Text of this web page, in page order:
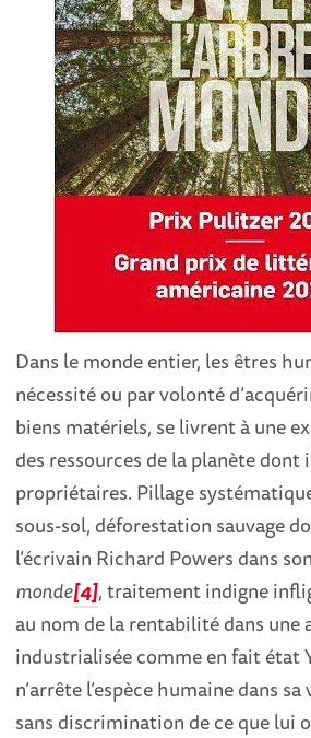
Dans le monde entier, les êtres
nécessité ou par volonté
biens matériels, se livrent à une
des ressources de la planète dont
propriétaires. Pillage
sous-sol, déforestation sauvage
l’écrivain Richard Powers dans
monde[4], traitement indigne
au nom de la rentabilité dans une
industrialisée comme en fait état
n’arrête l’espèce humaine dans
sans discrimination de ce que lui